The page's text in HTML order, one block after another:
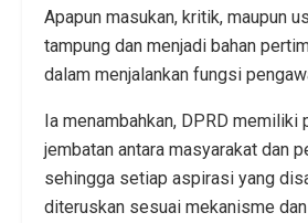
Apapun masukan, kritik, maupun
tampung dan menjadi bahan
dalam menjalankan fungsi
Ia menambahkan, DPRD memiliki
jembatan antara masyarakat dan
sehingga setiap aspirasi yang
diteruskan sesuai mekanisme